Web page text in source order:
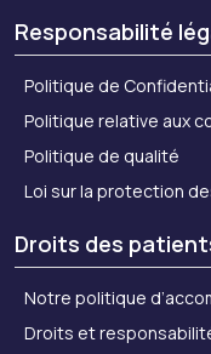
Responsabilité
Politique de
Politique relative aux
Politique de qualité
Loi sur la protection
Droits des
Notre politique
Droits et